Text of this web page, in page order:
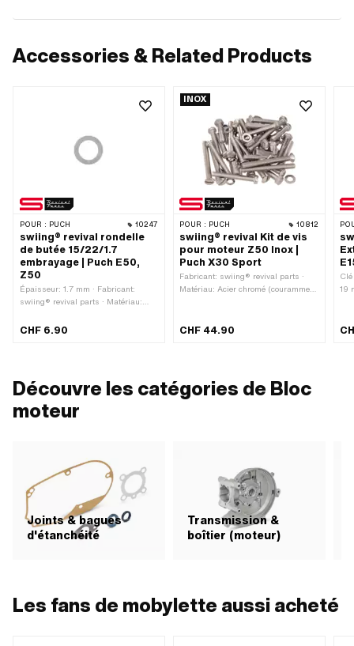
Accessories & Related Products
POUR : PUCH 10247
swiing® revival rondelle
de butée 15/22/1.7
embrayage | Puch E50,
Z50
Épaisseur: 1.7 mm · Fabricant:
swiing® revival parts · Matériau:
intérieur: 15 mm · Surface: trempé &
CHF 6.90
INOX
POUR : PUCH 10812
swiing® revival Kit de vis
pour moteur Z50 Inox |
Puch X30 Sport
Fabricant: swiing® revival parts ·
Matériau: Acier chromé (couramment
CHF 44.90
19
10
Découvre les catégories de Bloc
moteur
Joints & bagues
d'étanchéité
Transmission &
boîtier (moteur)
Les fans de mobylette aussi acheté